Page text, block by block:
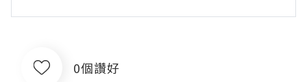
0個讚好